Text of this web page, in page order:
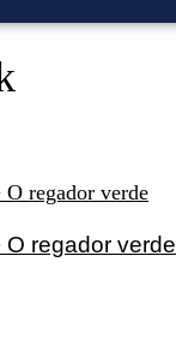
O regador verde